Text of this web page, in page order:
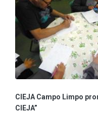
CIEJA Campo Limpo
CIEJA”